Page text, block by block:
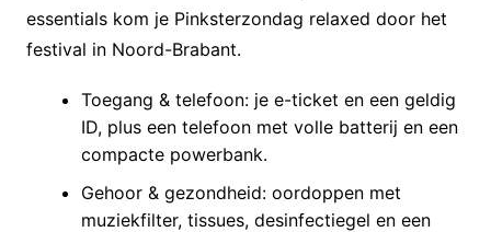
essentials kom je Pinksterzondag relaxed door het
festival in Noord-Brabant.
Toegang & telefoon: je e-ticket en een geldig
ID, plus een telefoon met volle batterij en een
compacte powerbank.
Gehoor & gezondheid: oordoppen met
muziekfilter, tissues, desinfectiegel en een